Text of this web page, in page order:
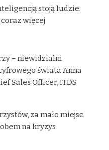
stoją ludzie.
więcej
– niewidzialni
świata Anna
Sales Officer, ITDS
za mało miejsc.
na kryzys